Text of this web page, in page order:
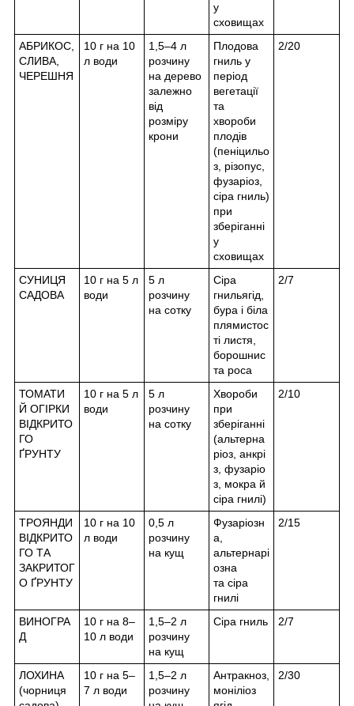
у
сховищах
АБРИКОС,
СЛИВА,
ЧЕРЕШНЯ
10 г на 10
л води
1,5–4 л
розчину
на дерево
залежно
від
розміру
крони
Плодова
гниль у
період
вегетації
та
хвороби
плодів
(пеніцильо
з, різопус,
фузаріоз,
сіра гниль)
при
зберіганні
у
сховищах
2/20
СУНИЦЯ
САДОВА
10 г на 5 л
води
5 л
розчину
на сотку
Сіра
гнильягід,
бура і біла
плямистос
ті листя,
борошнис
та роса
2/7
ТОМАТИ
Й ОГІРКИ
ВІДКРИТО
ГО
ҐРУНТУ
10 г на 5 л
води
5 л
розчину
на сотку
Хвороби
при
зберіганні
(альтерна
ріоз, анкрі
з фузаріо
з , мокра й
сіра гнилі)
2/10
ТРОЯНДИ
ВІДКРИТО
ГО ТА
ЗАКРИТОГ
О ҐРУНТУ
10 г на 10
л води
0,5 л
розчину
на кущ
Фузаріозн
а
альтернарі
озна
та сіра
гнилі
2/15
ВИНОГРА
Д
10 г на 8–
10 л води
1,5–2 л
розчину
на кущ
Сіра гниль 2/7
ЛОХИНА
(чорниця
10 г на 5–
7 л води
1,5–2 л
розчину
Антракноз
моніліоз
2/30